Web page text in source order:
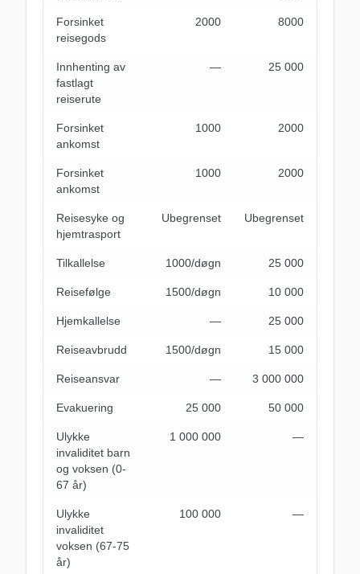
Forsinket
reisegods
2000 8000
Innhenting av
fastlagt
reiserute
― 25 000
Forsinket
ankomst
1000 2000
Forsinket
ankomst
1000 2000
Reisesyke og
hjemtrasport
Ubegrenset Ubegrenset
Tilkallelse 1000/døgn 25 000
Reisefølge 1500/døgn 10 000
Hjemkallelse ― 25 000
Reiseavbrudd 1500/døgn 15 000
Reiseansvar ― 3 000 000
Evakuering 25 000 50 000
Ulykke
invaliditet barn
og voksen (0-
67 år)
1 000 000 ―
Ulykke
invaliditet
voksen (67-75
år)
100 000 ―